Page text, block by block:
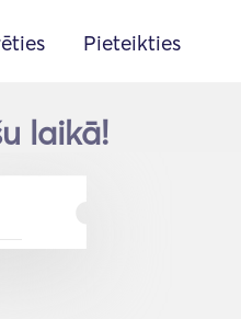
Pieteikties
laikā!